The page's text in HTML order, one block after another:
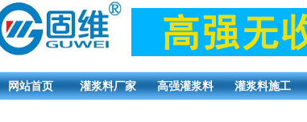
网站首页 灌浆料厂家 高强灌浆料 灌浆料施工